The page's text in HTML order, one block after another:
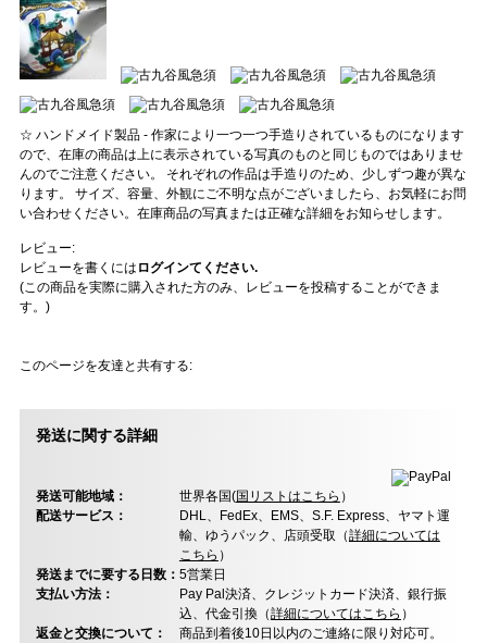
☆ ハンドメイド製品 - 作家により一つ一つ手造りされているものになります
ので、在庫の商品は上に表示されている写真のものと同じものではありませ
んのでご注意ください。 それぞれの作品は手造りのため、少しずつ趣が異な
ります。 サイズ、容量、外観にご不明な点がございましたら、お気軽にお問
い合わせください。在庫商品の写真または正確な詳細をお知らせします。
レビュー:
レビューを書くには ログインてください.
(この商品を実際に購入された方のみ、レビューを投稿することができま
す。)
このページを友達と共有する:
発送に関する詳細
発送可能地域： 世界各国(国リストはこちら ）
配送サービス：
DHL、FedEx、EMS、S.F. Express、ヤマト運
輸、ゆうパック、店頭受取（詳細については
こちら ）
発送までに要する日数： 5営業日
支払い方法：
Pay Pal決済、クレジットカード決済、銀行振
込、代金引換（詳細についてはこちら ）
返金と交換について：
商品到着後10日以内のご連絡に限り対応可。